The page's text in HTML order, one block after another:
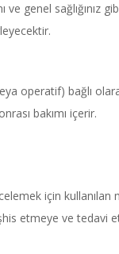
ve genel sağlığınız
operatif) bağlı
bakımı içerir.
için
etmeye ve tedavi